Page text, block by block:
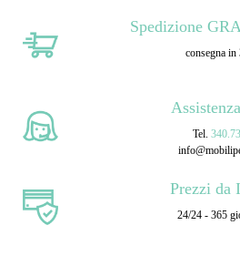
Spedizione
consegna
Tel.
Prezzi da
24/24 - 365